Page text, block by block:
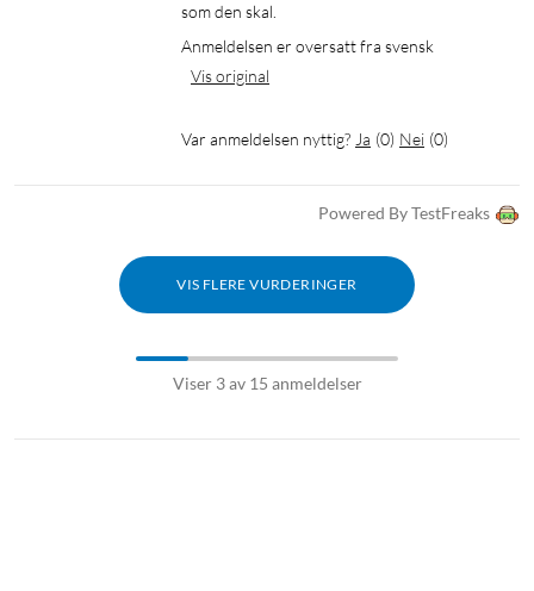
som den skal.
Anmeldelsen er oversatt fra svensk
Vis original
Var anmeldelsen nyttig? Ja (0) Nei (0)
Powered By TestFreaks
VIS FLERE VURDERINGER
Viser 3 av 15 anmeldelser